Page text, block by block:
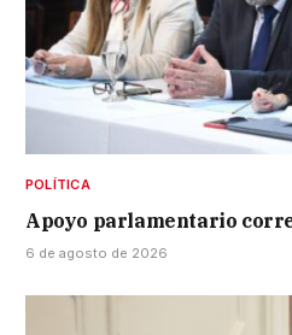
POLÍTICA
Apoyo parlamentario
6 de agosto de 2026